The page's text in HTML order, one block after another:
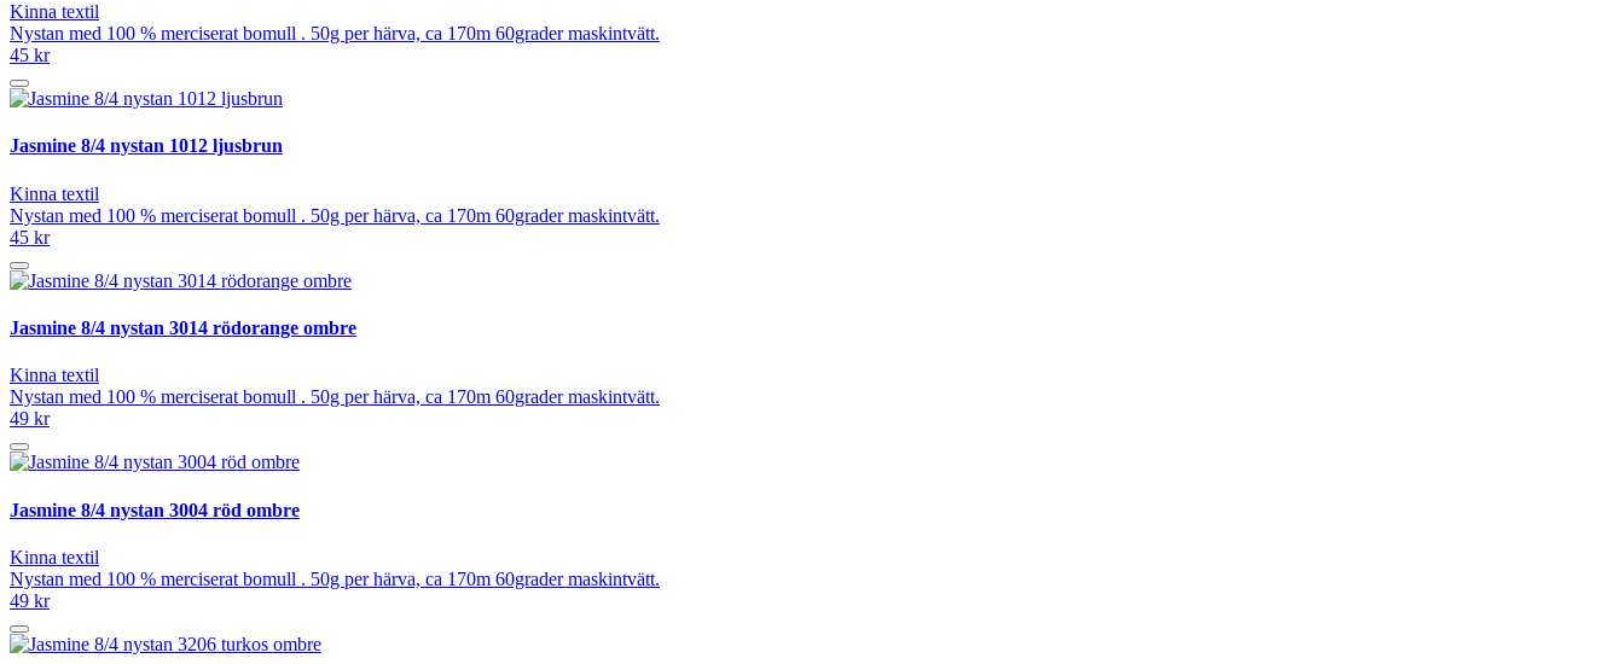
Kinna textil
Nystan med 100 % merciserat bomull . 50g per härva, ca 170m 60grader maskintvätt.
45 kr
Jasmine 8/4 nystan 1012 ljusbrun
Kinna textil
Nystan med 100 % merciserat bomull . 50g per härva, ca 170m 60grader maskintvätt.
45 kr
Jasmine 8/4 nystan 3014 rödorange ombre
Kinna textil
Nystan med 100 % merciserat bomull . 50g per härva, ca 170m 60grader maskintvätt.
49 kr
Jasmine 8/4 nystan 3004 röd ombre
Kinna textil
Nystan med 100 % merciserat bomull . 50g per härva, ca 170m 60grader maskintvätt.
49 kr